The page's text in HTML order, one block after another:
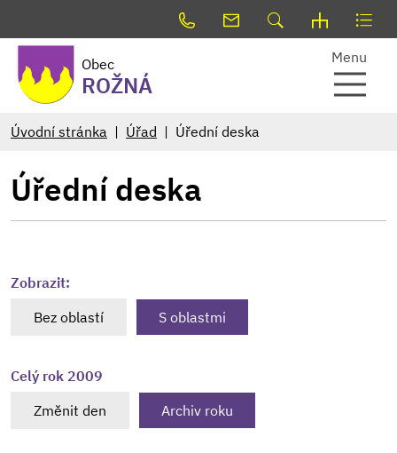
Obec
ROŽNÁ
Menu
Úvodní stránka Úřad Úřední deska
Úřední deska
Zobrazit:
Bez oblastí
S oblastmi
Celý rok 2009
Změnit den
Archiv roku